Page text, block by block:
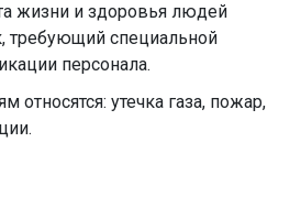
жизни и здоровья людей
требующий специальной
персонала.
относятся: утечка газа, пожар,